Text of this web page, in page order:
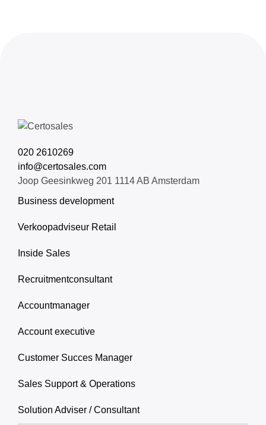
020 2610269
info@certosales.com
Joop Geesinkweg 201 1114 AB Amsterdam
Business development
Verkoopadviseur Retail
Inside Sales
Recruitmentconsultant
Accountmanager
Account executive
Customer Succes Manager
Sales Support & Operations
Solution Adviser / Consultant